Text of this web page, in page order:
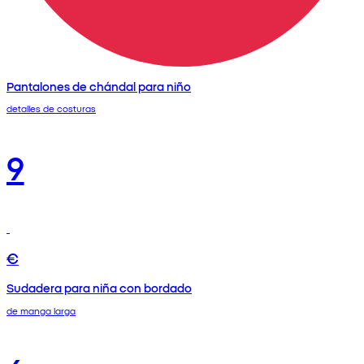
Pantalones de chándal para niño
detalles de costuras
9
€
Sudadera para niña con bordado
de manga larga